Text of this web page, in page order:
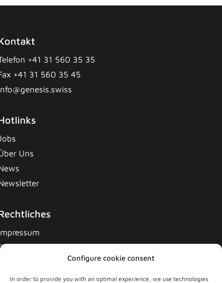
Configure cookie consent
In order to provide you with an optimal experience, we use technologies
+41 31 560 35 35
+41 31 560 35 45
Uns
Geschäftsbedingungen